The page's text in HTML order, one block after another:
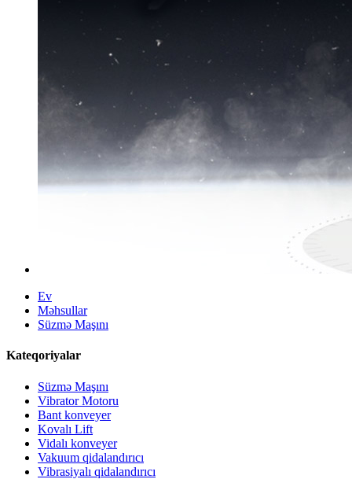
Ev
Məhsullar
Süzmə Maşını
Kateqoriyalar
Süzmə Maşını
Vibrator Motoru
Bant konveyer
Kovalı Lift
Vidalı konveyer
Vakuum qidalandırıcı
Vibrasiyalı qidalandırıcı